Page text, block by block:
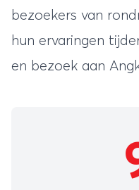
bezoekers van
hun ervaringen
en bezoek aan